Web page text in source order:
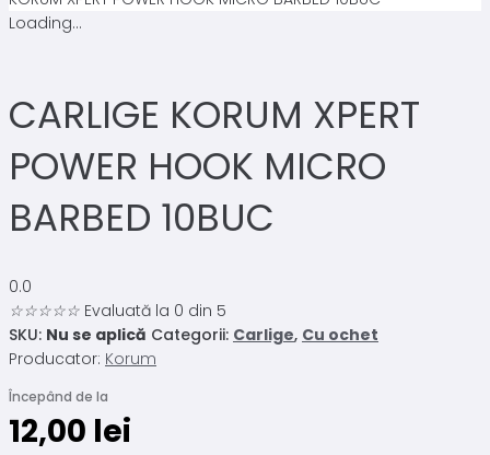
Loading...
CARLIGE KORUM XPERT
POWER HOOK MICRO
BARBED 10BUC
0.0
☆☆☆☆☆ Evaluată la 0 din 5
SKU: Nu se aplică Categorii: Carlige, Cu ochet
Producator: Korum
Începând de la
12,00 lei